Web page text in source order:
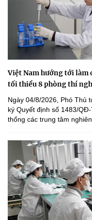
Việt Nam hướng tới làm
tối thiểu 8 phòng thí
Ngày 04/8/2026, Phó Thủ
ký Quyết định số 1483/
thống các trung tâm